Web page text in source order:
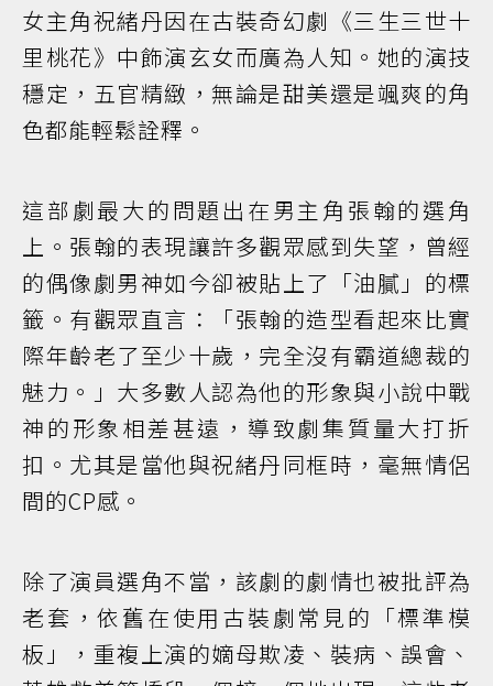
女主角祝緒丹因在古裝奇幻劇《三生三世十
里桃花》中飾演玄女而廣為人知。她的演技
穩定，五官精緻，無論是甜美還是颯爽的角
色都能輕鬆詮釋。
這部劇最大的問題出在男主角張翰的選角
上。張翰的表現讓許多觀眾感到失望，曾經
的偶像劇男神如今卻被貼上了「油膩」的標
籤。有觀眾直言：「張翰的造型看起來比實
際年齡老了至少十歲，完全沒有霸道總裁的
魅力。」大多數人認為他的形象與小說中戰
神的形象相差甚遠，導致劇集質量大打折
扣。尤其是當他與祝緒丹同框時，毫無情侶
間的CP感。
除了演員選角不當，該劇的劇情也被批評為
老套，依舊在使用古裝劇常見的「標準模
板」，重複上演的嫡母欺凌、裝病、誤會、